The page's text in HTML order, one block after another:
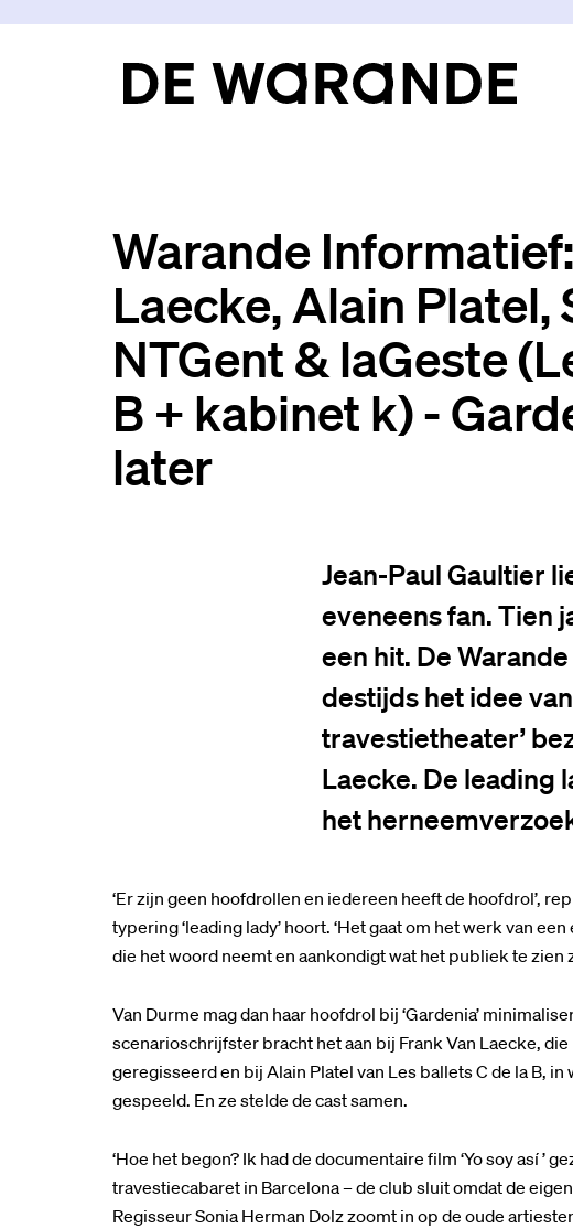
Warande
Laecke, Alain
NTGent & laGeste
B + kabinet k) -
later
Jean-Paul Gaultier
eveneens fan. Tien
een hit. De
destijds het idee
travestietheater’
Laecke. De leading
het
‘Er zijn geen hoofdrollen en iedereen heeft de hoofdrol’,
typering ‘leading lady’ hoort. ‘Het gaat om het werk van
die het woord neemt en aankondigt wat het publiek te zien
Van Durme mag dan haar hoofdrol bij ‘Gardenia’
scenarioschrijfster bracht het aan bij Frank Van Laecke, die
geregisseerd en bij Alain Platel van Les ballets C de la B, in
gespeeld. En ze stelde de cast samen.
‘Hoe het begon? Ik had de documentaire film ‘Yo soy así ’
travestiecabaret in Barcelona – de club sluit omdat de
Regisseur Sonia Herman Dolz zoomt in op de oude